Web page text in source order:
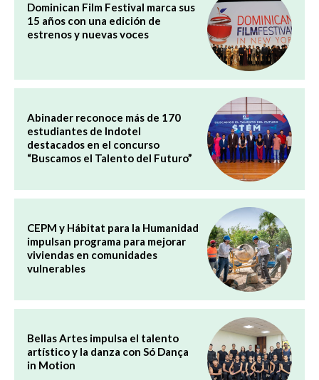
Dominican Film Festival marca sus
15 años con una edición de
estrenos y nuevas voces
Abinader reconoce más de 170
estudiantes de Indotel
destacados en el concurso
“Buscamos el Talento del Futuro”
CEPM y Hábitat para la Humanidad
impulsan programa para mejorar
viviendas en comunidades
vulnerables
Bellas Artes impulsa el talento
artístico y la danza con Só Dança
in Motion